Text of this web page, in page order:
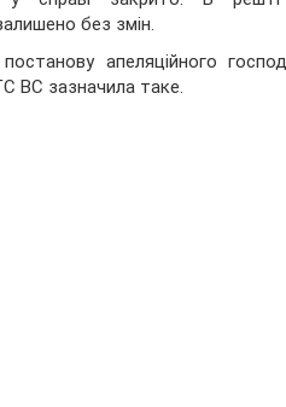
без змін.
апеляційного
ВС зазначила таке.